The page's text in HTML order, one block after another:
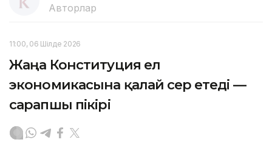
Авторлар
11:00, 06 Шілде 2026
Жаңа Конституция ел
экономикасына қалай әсер етеді —
сарапшы пікірі